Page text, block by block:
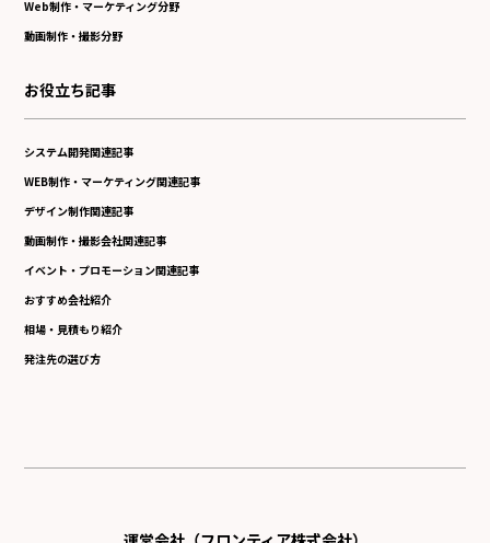
Web制作・マーケティング分野
動画制作・撮影分野
お役立ち記事
システム開発関連記事
WEB制作・マーケティング関連記事
デザイン制作関連記事
動画制作・撮影会社関連記事
イベント・プロモーション関連記事
おすすめ会社紹介
相場・見積もり紹介
発注先の選び方